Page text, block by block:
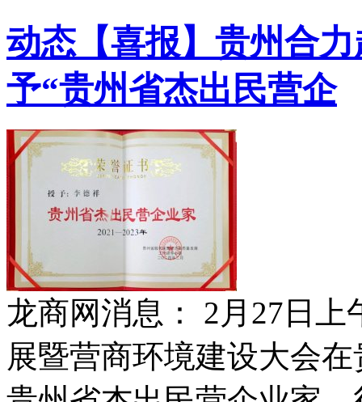
动态 【喜报】贵州合
予“贵州省杰出民营企
龙商网消息： 2月27日
展暨营商环境建设大会